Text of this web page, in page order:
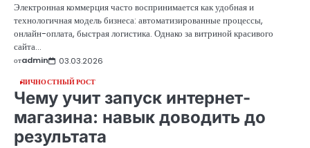
Электронная коммерция часто воспринимается как удобная и
технологичная модель бизнеса: автоматизированные процессы,
онлайн-оплата, быстрая логистика. Однако за витриной красивого
сайта…
отadmin 03.03.2026
ЛИЧНОСТНЫЙ РОСТ
Чему учит запуск интернет-
магазина: навык доводить до
результата